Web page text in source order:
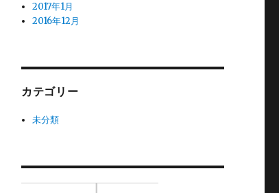
2017年1月
2016年12月
カテゴリー
未分類